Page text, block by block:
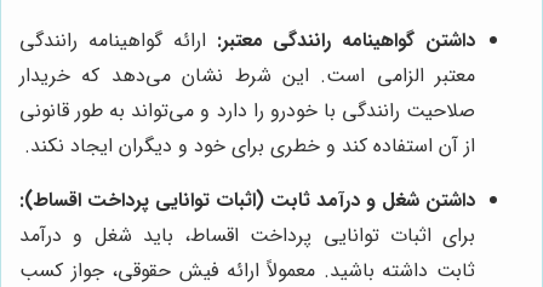
داشتن گواهینامه رانندگی معتبر: ارائه گواهینامه رانندگی
معتبر الزامی است. این شرط نشان می‌دهد که خریدار
صلاحیت رانندگی با خودرو را دارد و می‌تواند به طور قانونی
از آن استفاده کند و خطری برای خود و دیگران ایجاد نکند.
داشتن شغل و درآمد ثابت (اثبات توانایی پرداخت اقساط):
برای اثبات توانایی پرداخت اقساط، باید شغل و درآمد
ثابت داشته باشید. معمولاً ارائه فیش حقوقی، جواز کسب